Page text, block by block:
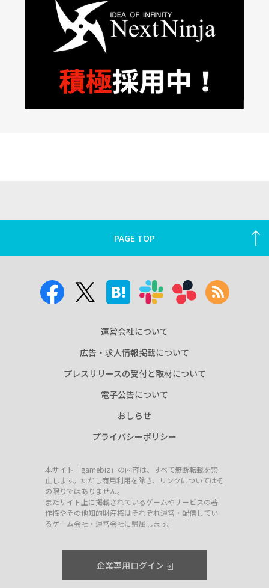
PAGE TOP
運営会社について
広告・求人情報掲載について
プレスリリースの受付と取材について
電子公告について
おしらせ
プライバシーポリシー
本サイト「gamebiz」の内容は、すべて無断転載を禁
止します。ただし商用利用を除き、リンクについてはそ
の限りではありません。
またサイト上に掲載されているゲームやサービスの著
作権やその他知的財産権はそれぞれ運営・配信してい
るゲーム会社・運営会社に帰属します。
企業専用ログイン